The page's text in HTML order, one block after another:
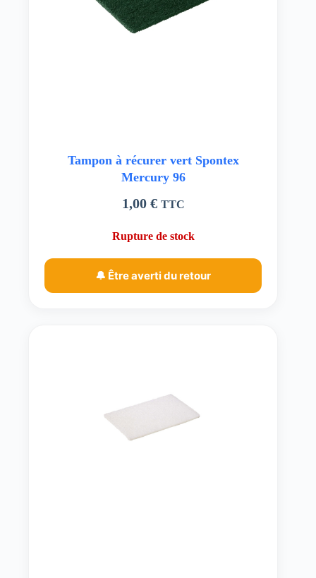
Tampon à récurer vert Spontex
Mercury 96
1,00 € TTC
Rupture de stock
🔔 Être averti du retour